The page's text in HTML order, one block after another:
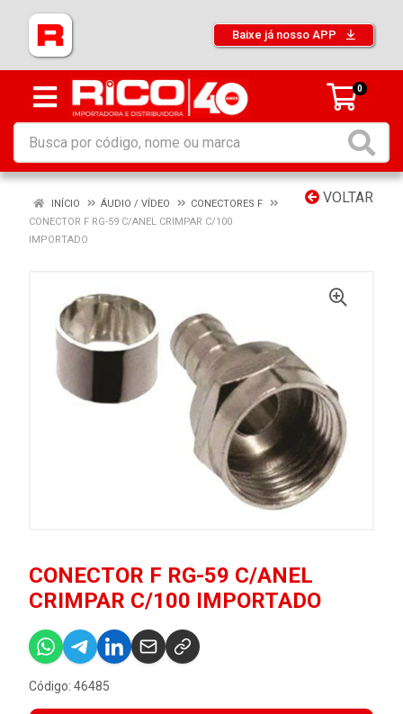
Baixe já nosso APP
0
VOLTAR
INÍCIO ÁUDIO / VÍDEO
CONECTORES F
CONECTOR F RG-59 C/ANEL CRIMPAR C/100
IMPORTADO
CONECTOR F RG-59 C/ANEL
CRIMPAR C/100 IMPORTADO
Código: 46485